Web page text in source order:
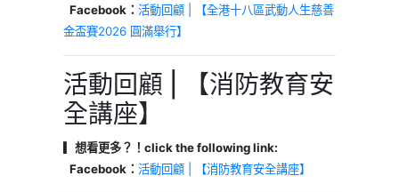
Facebook： 活動回顧 | 【全港十八區武動人生慈善
金盃賽2026 圓滿舉行】
活動回顧 | 【消防教育安
全講座】
▎想看更多？！click the following link:
Facebook： 活動回顧 | 【消防教育安全講座】